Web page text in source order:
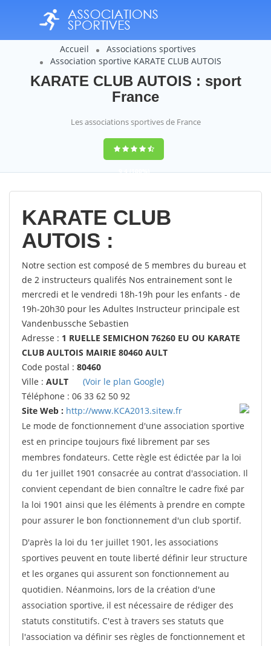
Accueil
Associations sportives
Association sportive KARATE CLUB AUTOIS
KARATE CLUB AUTOIS : sport
France
Les associations sportives de France
9,4(100%)
14358votes
KARATE CLUB
AUTOIS :
Notre section est composé de 5 membres du bureau et
de 2 instructeurs qualifés Nos entrainement sont le
mercredi et le vendredi 18h-19h pour les enfants - de
19h-20h30 pour les Adultes Instructeur principale est
Vandenbussche Sebastien
Adresse : 1 RUELLE SEMICHON 76260 EU OU KARATE
CLUB AULTOIS MAIRIE 80460 AULT
Code postal : 80460
Ville : AULT
(Voir le plan Google)
Téléphone : 06 33 62 50 92
Site Web : http://www.KCA2013.sitew.fr
Le mode de fonctionnement d'une association sportive
est en principe toujours fixé librement par ses
membres fondateurs. Cette règle est édictée par la loi
du 1er juillet 1901 consacrée au contrat d'association. Il
convient cependant de bien connaître le cadre fixé par
la loi 1901 ainsi que les éléments à prendre en compte
pour assurer le bon fonctionnement d'un club sportif.
D'après la loi du 1er juillet 1901, les associations
sportives peuvent en toute liberté définir leur structure
et les organes qui assurent son fonctionnement au
quotidien. Néanmoins, lors de la création d'une
association sportive, il est nécessaire de rédiger des
statuts constitutifs. C'est à travers ses statuts que
l'association va définir ses règles de fonctionnement et